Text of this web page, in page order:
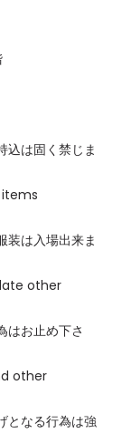
込は固く禁じま
装は入場出来ま
other
はお止め下さ
other
となる行為は強